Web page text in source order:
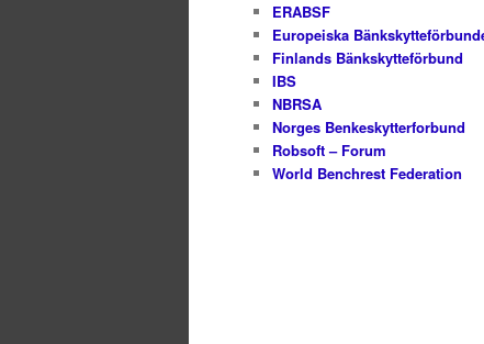
ERABSF
Europeiska
Finlands Bänkskytteförbund
IBS
NBRSA
Norges Benkeskytterforbund
Robsoft – Forum
World Benchrest Federation